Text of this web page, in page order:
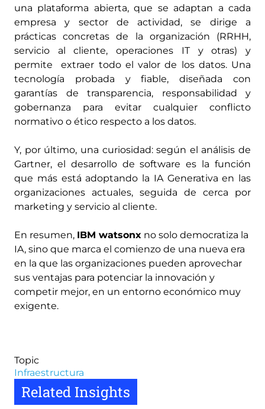
una plataforma abierta, que se adaptan a cada
empresa y sector de actividad, se dirige a
prácticas concretas de la organización (RRHH,
servicio al cliente, operaciones IT y otras) y
permite extraer todo el valor de los datos. Una
tecnología probada y fiable, diseñada con
garantías de transparencia, responsabilidad y
gobernanza para evitar cualquier conflicto
normativo o ético respecto a los datos.
Y, por último, una curiosidad: según el análisis de
Gartner, el desarrollo de software es la función
que más está adoptando la IA Generativa en las
organizaciones actuales, seguida de cerca por
marketing y servicio al cliente.
En resumen, IBM watsonx no solo democratiza la
IA, sino que marca el comienzo de una nueva era
en la que las organizaciones pueden aprovechar
sus ventajas para potenciar la innovación y
competir mejor, en un entorno económico muy
exigente​.
Topic
Infraestructura
Related Insights